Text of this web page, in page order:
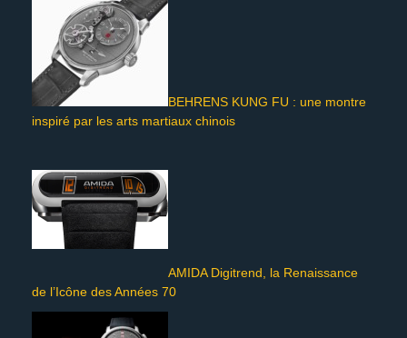
BEHRENS KUNG FU : une montre
inspiré par les arts martiaux chinois
AMIDA Digitrend, la Renaissance
de l’Icône des Années 70